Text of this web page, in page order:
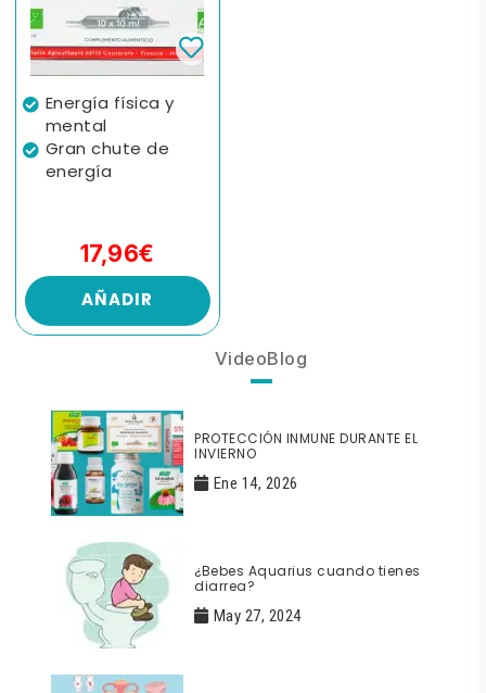
Energía física y
mental
Gran chute de
energía
17,96€
AÑADIR
VideoBlog
PROTECCIÓN INMUNE DURANTE EL
INVIERNO
Ene 14, 2026
¿Bebes Aquarius cuando tienes
diarrea?
May 27, 2024